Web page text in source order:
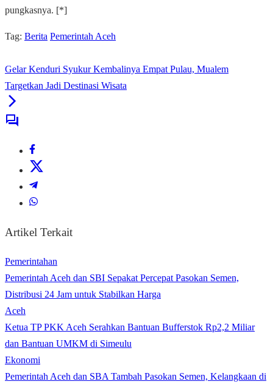
pungkasnya. [*]
Tag: Berita Pemerintah Aceh
Gelar Kenduri Syukur Kembalinya Empat Pulau, Mualem
Targetkan Jadi Destinasi Wisata
Artikel Terkait
Pemerintahan
Pemerintah Aceh dan SBI Sepakat Percepat Pasokan Semen,
Distribusi 24 Jam untuk Stabilkan Harga
Aceh
Ketua TP PKK Aceh Serahkan Bantuan Bufferstok Rp2,2 Miliar
dan Bantuan UMKM di Simeulu
Ekonomi
Pemerintah Aceh dan SBA Tambah Pasokan Semen, Kelangkaan di